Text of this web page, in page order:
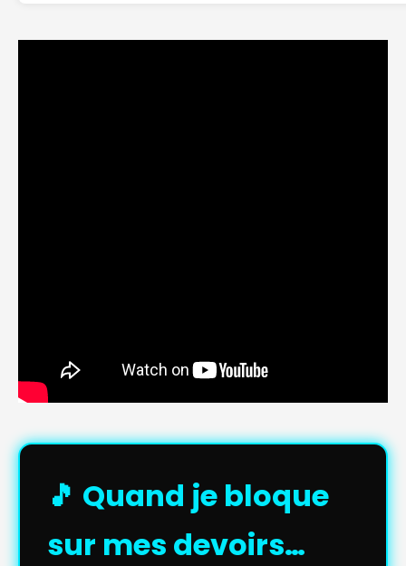
🎵 Quand je bloque
sur mes devoirs…